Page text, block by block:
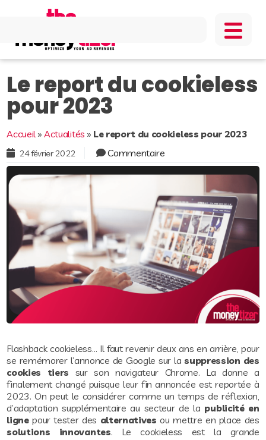
Le report du cookieless
pour 2023
Accueil »Actualités » Le report du cookieless pour 2023
24 février 2022 Commentaire
Flashback cookieless… Il faut revenir deux ans en arrière, pour
se remémorer l’annonce de Google sur lasuppression des
cookies tiers sur son navigateur Chrome. La donne a
finalement changé puisque leur fin annoncée est reportée à
2023. On peut le considérer comme un temps de réflexion,
d’adaptation supplémentaire au secteur de la publicité en
lignepour tester des alternatives ou mettre en place des
solutions innovantes. Le cookieless est la grande